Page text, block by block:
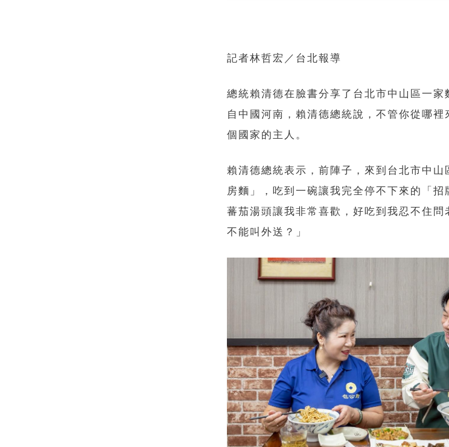
記者林哲宏／台北報導
總統賴清德在臉書分享了台北市中山區一家
自中國河南，賴清德總統說，不管你從哪
個國家的主人。
賴清德總統表示，前陣子，來到台北市中
房麵」，吃到一碗讓我完全停不下來的「
蕃茄湯頭讓我非常喜歡，好吃到我忍不住
不能叫外送？」